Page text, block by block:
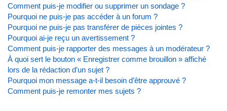
Comment puis-je modifier ou supprimer un sondage ?
Pourquoi ne puis-je pas accéder à un forum ?
Pourquoi ne puis-je pas transférer de pièces jointes ?
Pourquoi ai-je reçu un avertissement ?
Comment puis-je rapporter des messages à un modérateur ?
À quoi sert le bouton « Enregistrer comme brouillon » affiché
lors de la rédaction d’un sujet ?
Pourquoi mon message a-t-il besoin d’être approuvé ?
Comment puis-je remonter mes sujets ?